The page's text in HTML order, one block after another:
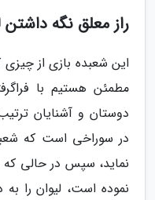
راز معلق نگه
این شعبده بازی از
مطمئن هستیم با
دوستان و آشنایان
در سوراخی است که
نماید، سپس در حالی
نموده است، لیوان